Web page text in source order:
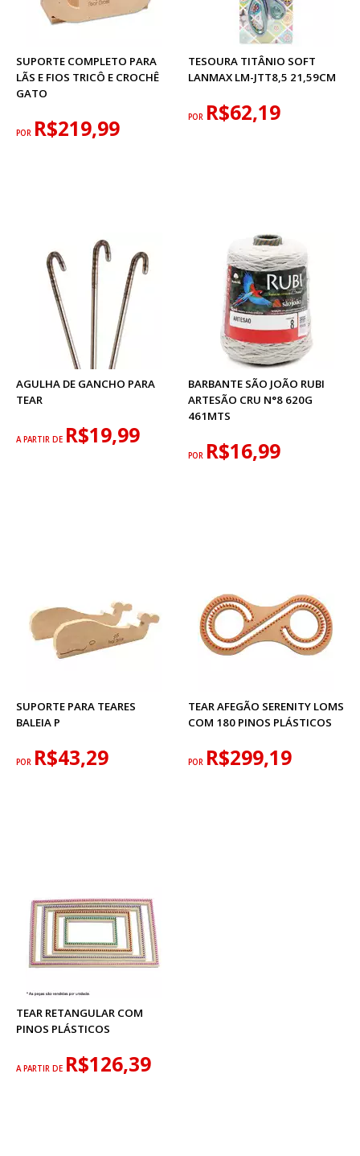
SUPORTE COMPLETO PARA
LÃS E FIOS TRICÔ E CROCHÊ
GATO
POR R$219,99
TESOURA TITÂNIO SOFT
LANMAX LM-JTT8,5 21,59CM
POR R$62,19
AGULHA DE GANCHO PARA
TEAR
A PARTIR DE R$19,99
BARBANTE SÃO JOÃO RUBI
ARTESÃO CRU N°8 620G
461MTS
POR R$16,99
SUPORTE PARA TEARES
BALEIA P
POR R$43,29
TEAR AFEGÃO SERENITY LOMS
COM 180 PINOS PLÁSTICOS
POR R$299,19
TEAR RETANGULAR COM
PINOS PLÁSTICOS
A PARTIR DE R$126,39